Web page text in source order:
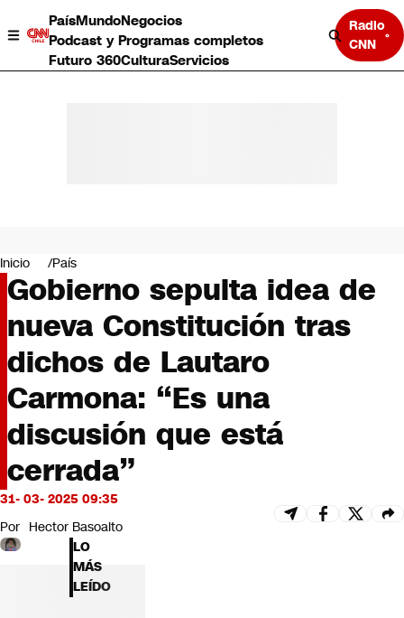
PaísMundoNegocios
Podcast y Programas completos
Futuro 360CulturaServicios
Radio
CNN
Negocios
Deportes
Programas completos
Cultura
Servicios
Bits
CNN tiempo
Futuro 360
Opinión
Inicio País
Gobierno sepulta idea de
nueva Constitución tras
dichos de Lautaro
Carmona: “Es una
discusión que está
cerrada”
31- 03- 2025 09:35
Por Hector Basoalto
LO
MÁS
LEÍDO